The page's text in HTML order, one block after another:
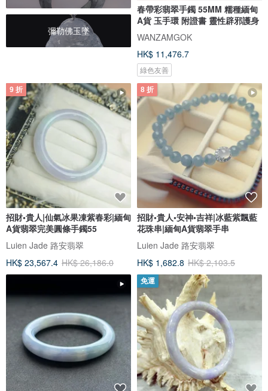
彌勒佛玉墜
春帶彩翡翠手鐲 55MM 糯種緬甸
A貨 玉手環 附證書 靈性辟邪護身
WANZAMGOK
HK$ 11,476.7
綠色友善
9 折
招財•貴人|仙氣冰果凍紫春彩|緬甸
A貨翡翠完美圓條手鐲55
Luien Jade 路安翡翠
HK$ 23,567.4 HK$ 26,186.0
8 折
招財•貴人•安神•吉祥|冰藍紫飄藍
花珠串|緬甸A貨翡翠手串
Luien Jade 路安翡翠
HK$ 1,682.8 HK$ 2,103.5
免運